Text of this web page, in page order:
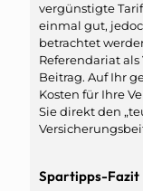
vergünstigte
einmal gut,
betrachtet
Referendariat
Beitrag. Auf Ihr
Kosten für Ihre
Sie direkt den
Spartipps-Fazit